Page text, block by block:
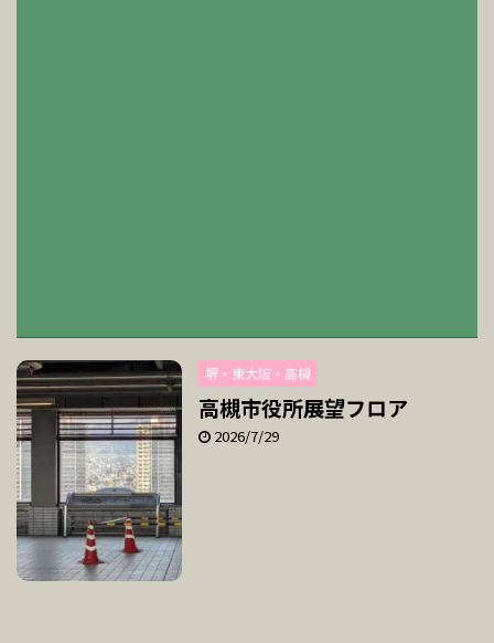
堺・東大阪・高槻
高槻市役所展望フロア
2026/7/29